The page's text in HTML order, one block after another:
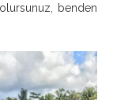
benden